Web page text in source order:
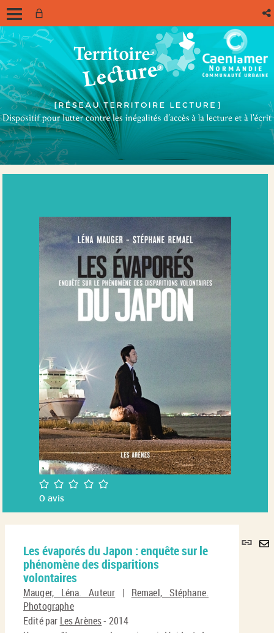
/5
0avis
Lien
Les évaporés du Japon : enquête sur le
phénomène des disparitions
volontaires
Mauger, Léna. Auteur | Remael, Stéphane.
Photographe
Edité par Les Arènes- 2014